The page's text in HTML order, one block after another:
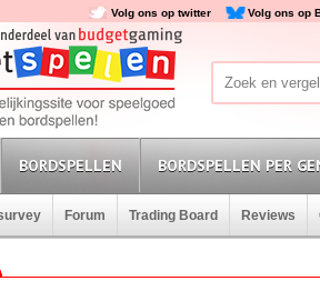
Volg ons op twitter Volg ons op
BORDSPELLEN BORDSPELLEN PER
Forum Trading Board Reviews